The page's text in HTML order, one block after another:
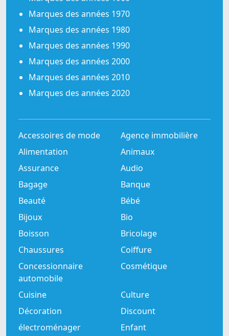
Marques des années 1970
Marques des années 1980
Marques des années 1990
Marques des années 2000
Marques des années 2010
Marques des années 2020
Accessoires de mode
Agence immobilière
Alimentation
Animaux
Assurance
Audio
Bagage
Banque
Beauté
Bébé
Bijoux
Bio
Boisson
Bricolage
Chaussures
Coiffure
Concessionnaire
automobile
Cosmétique
Cuisine
Culture
Décoration
Discount
électroménager
Enfant